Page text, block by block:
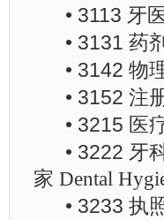
• 3113 牙
• 3131 药
• 3142 物
• 3152 注
• 3215 医
• 3222 牙
家 Dental
• 3233 执